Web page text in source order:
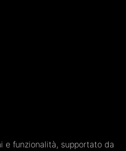
e funzionalità, supportato da